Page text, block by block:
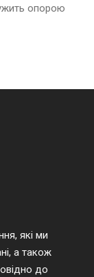
опорою
які ми
а також
до